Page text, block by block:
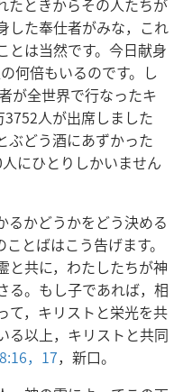
たときからその人たちが
した奉仕者がみな，これ
とは当然です。今日献身
何倍もいるのです。し
が全世界で行なったキ
人が出席しました
ぶどう酒にあずかった
にひとりしかいません
るかどうかをどう決める
とばはこう告げます。
と共に，わたしたちが神
る。もし子であれば，相
て，キリストと栄光を共
る以上，キリストと共同
，17，新口。